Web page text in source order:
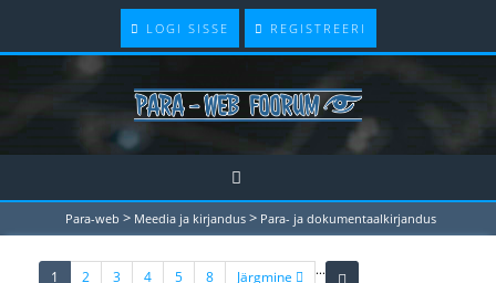
LOGI SISSE REGISTREERI
Para-web > Meedia ja kirjandus > Para- ja dokumentaalkirjandus
1 (current)
2 3 4 5 ...
8 Järgmine